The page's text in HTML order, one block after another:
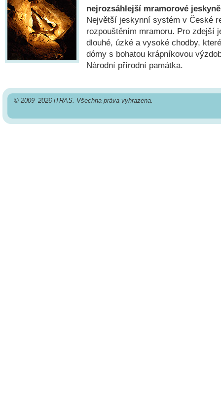
nejrozsáhlejší mramorové
Největší jeskynní systém v České
rozpouštěním mramoru. Pro zdejší
dlouhé, úzké a vysoké chodby,
dómy s bohatou krápníkovou
Národní přírodní památka.
© 2009–2026 iTRAS. Všechna práva vyhrazena.